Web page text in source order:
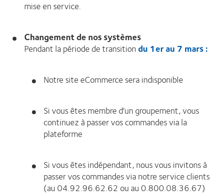
mise en service.
Changement de nos systèmes
Pendant la période de transitiondu 1er au 7 mars :
Notre site eCommerce sera indisponible
Si vous êtes membre d'un groupement, vous
continuez à passer vos commandes via la
plateforme
Si vous êtes indépendant, nous vous invitons à
passer vos commandes via notre service clients
(au 04.92.96.62.62 ou au 0.800.08.36.67)